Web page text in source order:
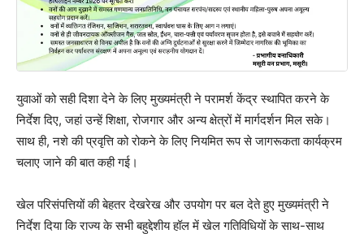
युवाओं को सही दिशा देने के लिए मुख्यमंत्री ने परामर्श केंद्र स्थापित करने के
निर्देश दिए, जहां उन्हें शिक्षा, रोजगार और अन्य क्षेत्रों में मार्गदर्शन मिल सके।
साथ ही, नशे की प्रवृत्ति को रोकने के लिए नियमित रूप से जागरूकता कार्यक्रम
चलाए जाने की बात कही गई।
खेल परिसंपत्तियों की बेहतर देखरेख और उपयोग पर बल देते हुए मुख्यमंत्री ने
निर्देश दिया कि राज्य के सभी बहुद्देशीय हॉल में खेल गतिविधियों के साथ-साथ